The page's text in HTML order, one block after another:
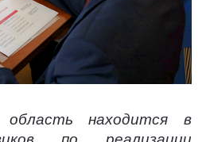
область находится в